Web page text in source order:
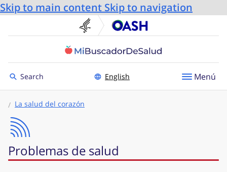
Skip to main content Skip to navigation
U.S. Department of
Toggle to
Search English Menú
La salud del corazón
Problemas de salud